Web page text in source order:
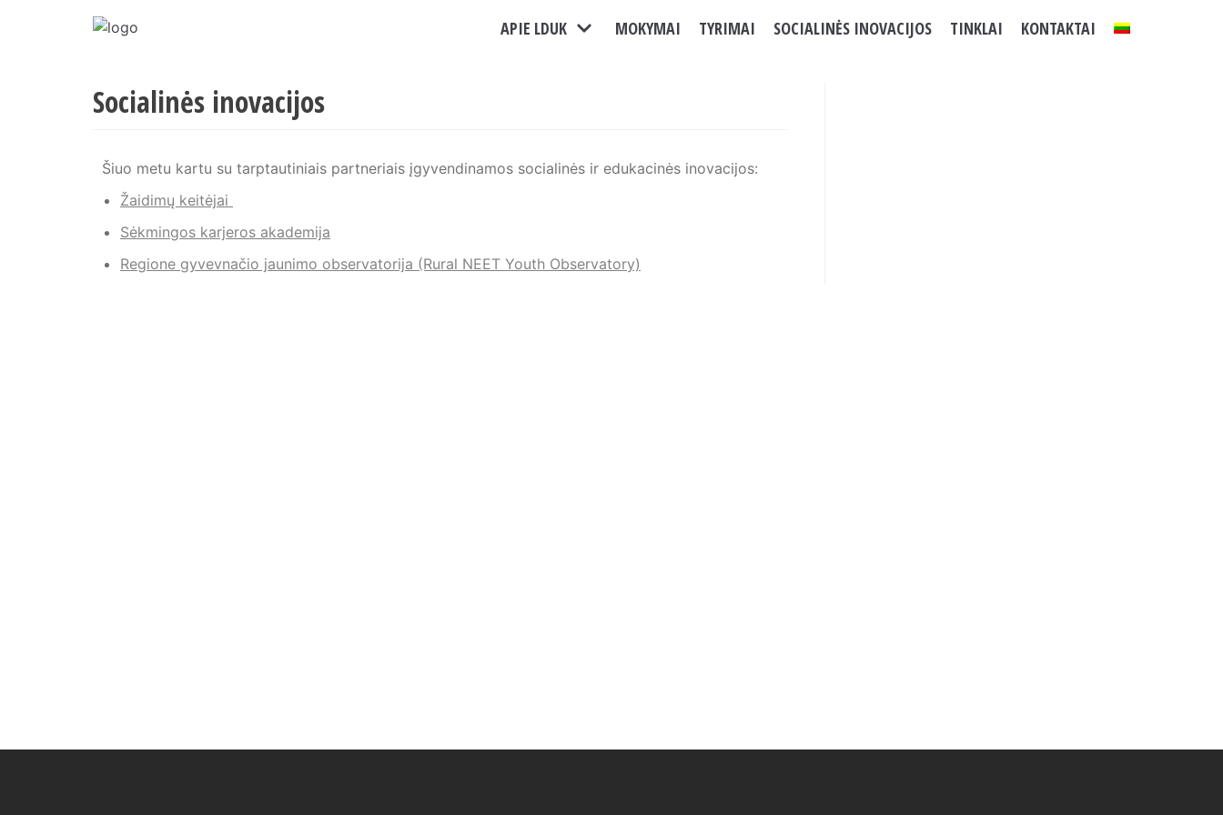
APIE LDUK MOKYMAI TYRIMAI SOCIALINĖS INOVACIJOS TINKLAI KONTAKTAI
Socialinės inovacijos
Šiuo metu kartu su tarptautiniais partneriais įgyvendinamos socialinės ir edukacinės inovacijos:
Žaidimų keitėjai
Sėkmingos karjeros akademija
Regione gyvevnačio jaunimo observatorija (Rural NEET Youth Observatory)